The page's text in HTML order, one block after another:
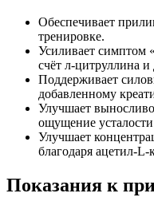
Обеспечивает
тренировке.
Усиливает симптом
счёт л-цитруллина и
Поддерживает
добавленному
Улучшает
ощущение
Улучшает
благодаря ацетил-
Показания к